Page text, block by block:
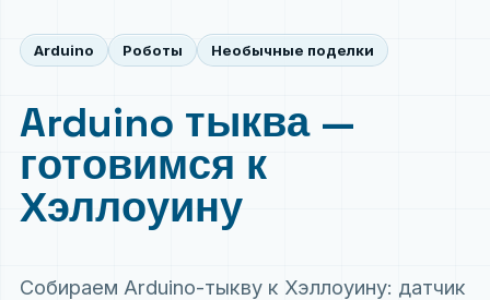
Arduino Роботы Необычные поделки
Arduino тыква —
готовимся к
Хэллоуину
Собираем Arduino-тыкву к Хэллоуину: датчик